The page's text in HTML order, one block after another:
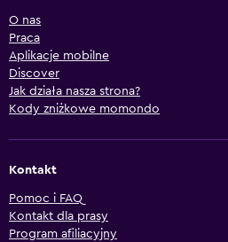
O nas
Praca
Aplikacje mobilne
Discover
Jak działa nasza strona?
Kody zniżkowe momondo
Kontakt
Pomoc i FAQ
Kontakt dla prasy
Program afiliacyjny